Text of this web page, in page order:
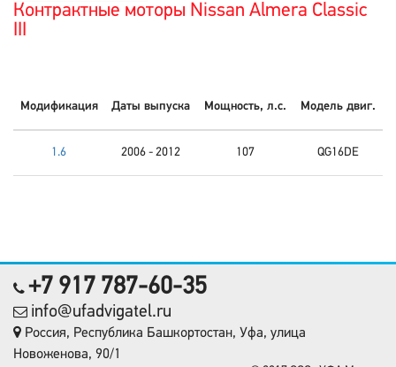
Контрактные моторы Nissan Almera Classic
III
Модификация Даты выпуска Мощность, л.с. Модель двиг.
1.6 2006 - 2012 107 QG16DE
+7 917 787-60-35
info@ufadvigatel.ru
Россия, Республика Башкортостан, Уфа, улица
Новоженова, 90/1